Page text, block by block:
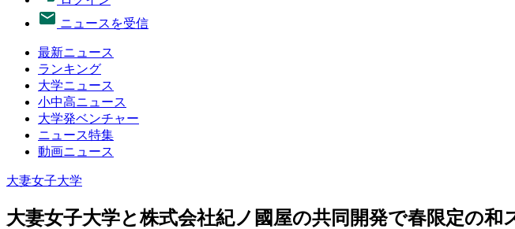
ニュースを受信
最新ニュース
ランキング
大学ニュース
小中高ニュース
大学発ベンチャー
ニュース特集
動画ニュース
大妻女子大学
大妻女子大学と株式会社紀ノ國屋の共同開発で春限定の